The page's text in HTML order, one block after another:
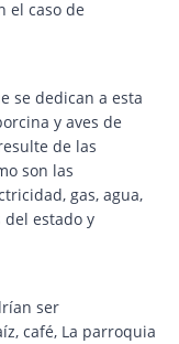
el caso de
se dedican a esta
y aves de
de las
son las
gas, agua,
estado y
ser
café, La parroquia